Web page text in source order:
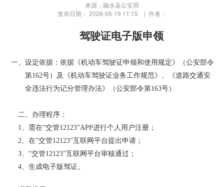
来源：融水县公安局
发布日期： 2026-05-19 11:15 | 作者：
驾驶证电子版申领
一、设定依据：依据《机动车驾驶证申领和使用规定》（公安部令
第162号）及《机动车驾驶证业务工作规范》、《道路交通安
全违法行为记分管理办法》（公安部令第163号）
二、办理程序：
1、需在“交管12123”APP进行个人用户注册；
2、在“交管12123”互联网平台提出申请；
3、“交管12123”互联网平台审核通过；
4、生成电子版驾证。